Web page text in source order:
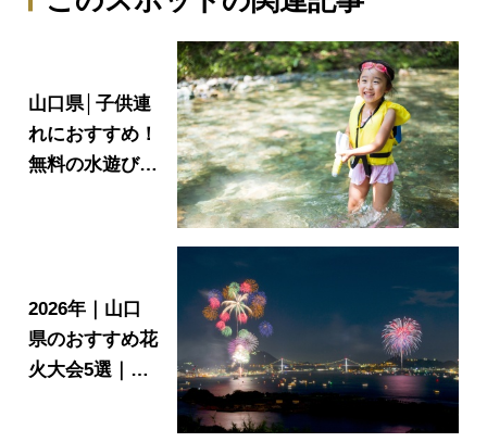
山口県│子供連
れにおすすめ！
無料の水遊びス
2026年｜山口
県のおすすめ花
火大会5選｜ス